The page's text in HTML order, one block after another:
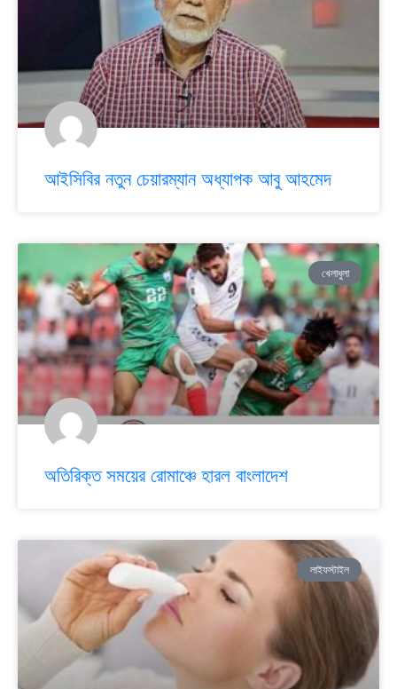
আইসিবির নতুন চেয়ারম্যান অধ্যাপক আবু আহমেদ
খেলাধুলা
অতিরিক্ত সময়ের রোমাঞ্চে হারল বাংলাদেশ
লাইফস্টাইল